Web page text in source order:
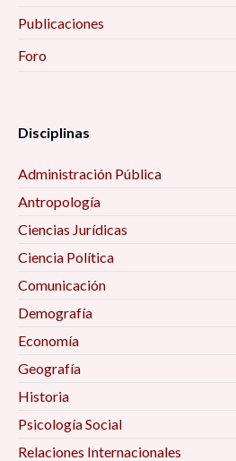
Publicaciones
Foro
Disciplinas
Administración Pública
Antropología
Ciencias Jurídicas
Ciencia Política
Comunicación
Demografía
Economía
Geografía
Historia
Psicología Social
Relaciones Internacionales